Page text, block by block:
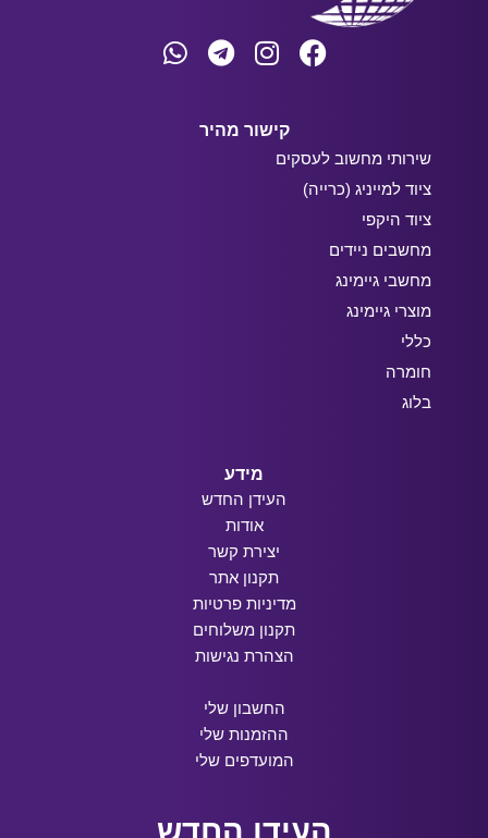
קישור מהיר
שירותי מחשוב לעסקים
ציוד למייניג (כרייה)
ציוד היקפי
מחשבים ניידים
מחשבי גיימינג
מוצרי גיימינג
כללי
חומרה
בלוג
מידע
העידן החדש
אודות
יצירת קשר
תקנון אתר
מדיניות פרטיות
תקנון משלוחים
הצהרת נגישות
החשבון שלי
ההזמנות שלי
המועדפים שלי